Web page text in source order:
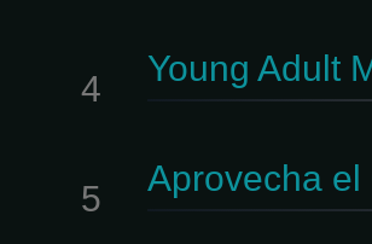
4 Young Adult
5Aprovecha